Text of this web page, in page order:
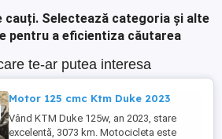
cauți. Selectează categoria și alte
pentru a eficientiza căutarea
te-ar putea interesa
Motor 125 cmc Ktm Duke 2023
Vând KTM Duke 125w, an 2023, stare
excelentă, 3073 km. Motocicleta este